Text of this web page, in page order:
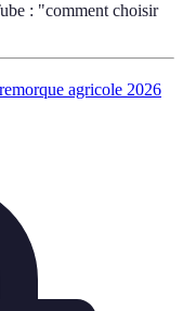
: "comment choisir
agricole 2026